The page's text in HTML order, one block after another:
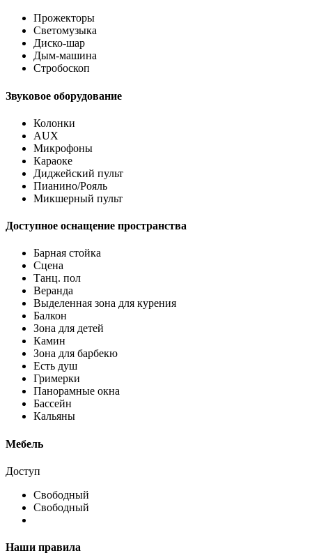
Прожекторы
Светомузыка
Диско-шар
Дым-машина
Стробоскоп
Звуковое оборудование
Колонки
AUX
Микрофоны
Караоке
Диджейский пульт
Пианино/Рояль
Микшерный пульт
Доступное оснащение пространства
Барная стойка
Сцена
Танц. пол
Веранда
Выделенная зона для курения
Балкон
Зона для детей
Камин
Зона для барбекю
Есть душ
Гримерки
Панорамные окна
Бассейн
Кальяны
Мебель
Доступ
Свободный
Свободный
Наши правила